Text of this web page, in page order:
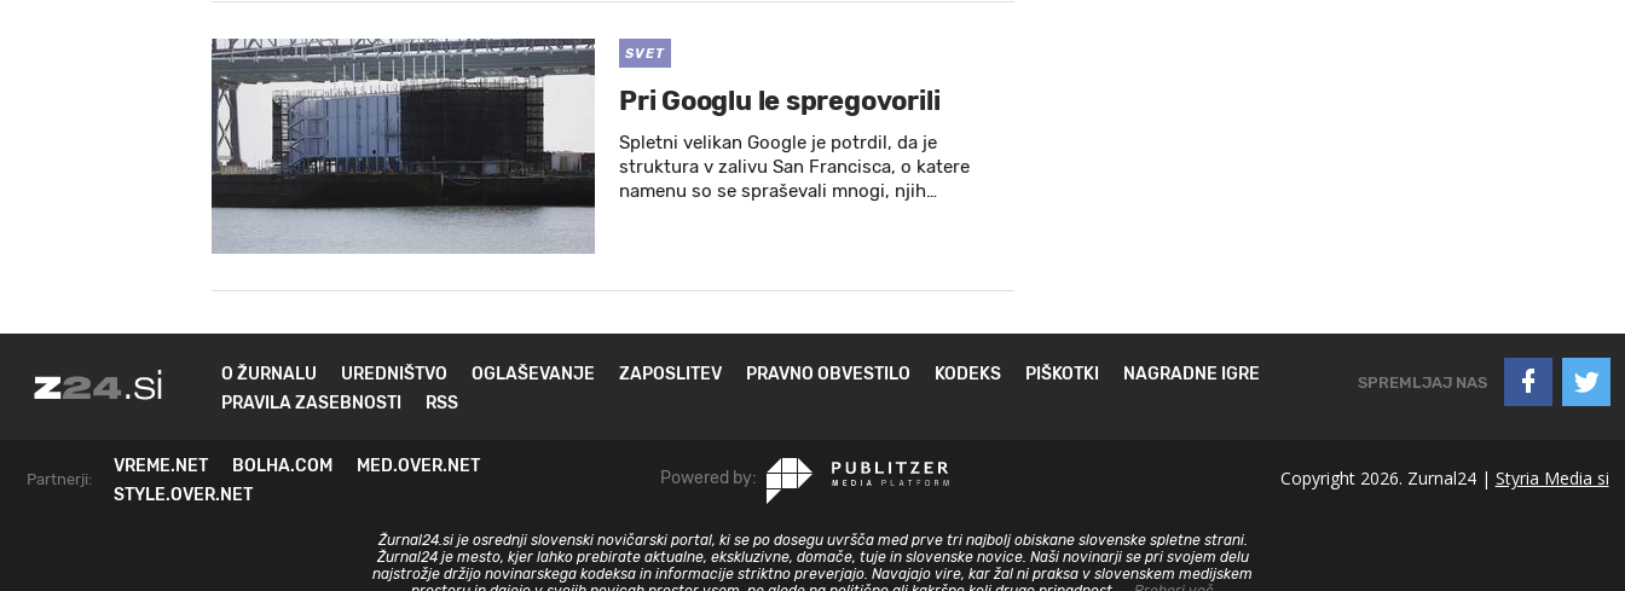
SVET
Pri Googlu le spregovorili
Spletni velikan Google je potrdil, da je
struktura v zalivu San Francisca, o katere
namenu so se spraševali mnogi, njih…
O ŽURNALU UREDNIŠTVO OGLAŠEVANJE ZAPOSLITEV PRAVNO OBVESTILO KODEKS PIŠKOTKI
NAGRADNE IGRE
PRAVILA ZASEBNOSTI
RSS
SPREMLJAJ NAS
Partnerji:
VREME.NET BOLHA.COM
MED.OVER.NET
STYLE.OVER.NET
Powered by: Copyright 2026. Zurnal24 | Styria Media si
Žurnal24.si je osrednji slovenski novičarski portal, ki se po dosegu uvršča med prve tri najbolj obiskane slovenske spletne strani.
Žurnal24 je mesto, kjer lahko prebirate aktualne, ekskluzivne, domače, tuje in slovenske novice. Naši novinarji se pri svojem delu
najstrožje držijo novinarskega kodeksa in informacije striktno preverjajo. Navajajo vire, kar žal ni praksa v slovenskem medijskem